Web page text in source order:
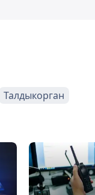
Талдыкорган